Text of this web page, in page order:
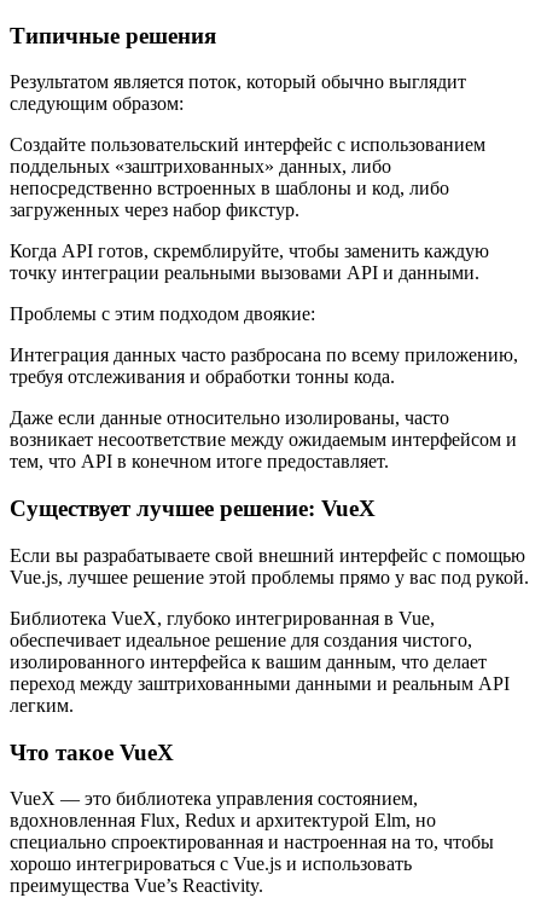
Типичные решения
Результатом является поток, который обычно выглядит
следующим образом:
Создайте пользовательский интерфейс с использованием
поддельных «заштрихованных» данных, либо
непосредственно встроенных в шаблоны и код, либо
загруженных через набор фикстур.
Когда API готов, скремблируйте, чтобы заменить каждую
точку интеграции реальными вызовами API и данными.
Проблемы с этим подходом двоякие:
Интеграция данных часто разбросана по всему приложению,
требуя отслеживания и обработки тонны кода.
Даже если данные относительно изолированы, часто
возникает несоответствие между ожидаемым интерфейсом и
тем, что API в конечном итоге предоставляет.
Существует лучшее решение: VueX
Если вы разрабатываете свой внешний интерфейс с помощью
Vue.js, лучшее решение этой проблемы прямо у вас под рукой.
Библиотека VueX, глубоко интегрированная в Vue,
обеспечивает идеальное решение для создания чистого,
изолированного интерфейса к вашим данным, что делает
переход между заштрихованными данными и реальным API
легким.
Что такое VueX
VueX — это библиотека управления состоянием,
вдохновленная Flux, Redux и архитектурой Elm, но
специально спроектированная и настроенная на то, чтобы
хорошо интегрироваться с Vue.js и использовать
преимущества Vue’s Reactivity.